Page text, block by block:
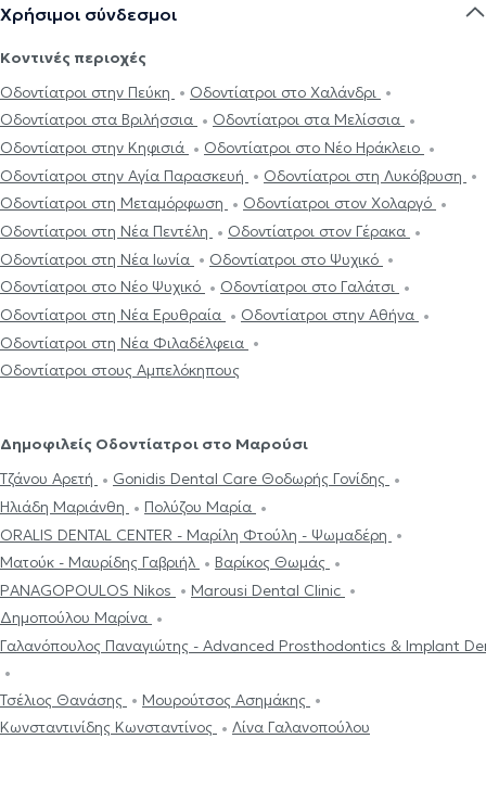
Χρήσιμοι σύνδεσμοι
Κοντινές περιοχές
Οδοντίατροι στην Πεύκη
Οδοντίατροι στο Χαλάνδρι
Οδοντίατροι στα Βριλήσσια
Οδοντίατροι στα Μελίσσια
Οδοντίατροι στην Κηφισιά
Οδοντίατροι στο Νέο Ηράκλειο
Οδοντίατροι στην Αγία Παρασκευή
Οδοντίατροι στη Λυκόβρυση
Οδοντίατροι στη Μεταμόρφωση
Οδοντίατροι στον Χολαργό
Οδοντίατροι στη Νέα Πεντέλη
Οδοντίατροι στον Γέρακα
Οδοντίατροι στη Νέα Ιωνία
Οδοντίατροι στο Ψυχικό
Οδοντίατροι στο Νέο Ψυχικό
Οδοντίατροι στο Γαλάτσι
Οδοντίατροι στη Νέα Ερυθραία
Οδοντίατροι στην Αθήνα
Οδοντίατροι στη Νέα Φιλαδέλφεια
Οδοντίατροι στους Αμπελόκηπους
Δημοφιλείς Οδοντίατροι στο Μαρούσι
Τζάνου Αρετή
Gonidis Dental Care Θοδωρής Γονίδης
Ηλιάδη Μαριάνθη
Πολύζου Μαρία
ORALIS DENTAL CENTER - Μαρίλη Φτούλη - Ψωμαδέρη
Ματούκ - Μαυρίδης Γαβριήλ
Βαρίκος Θωμάς
PANAGOPOULOS Nikos
Marousi Dental Clinic
Δημοπούλου Μαρίνα
Γαλανόπουλος Παναγιώτης - Advanced Prosthodontics & Implant
Τσέλιος Θανάσης
Μουρούτσος Ασημάκης
Κωνσταντινίδης Κωνσταντίνος
Λίνα Γαλανοπούλου